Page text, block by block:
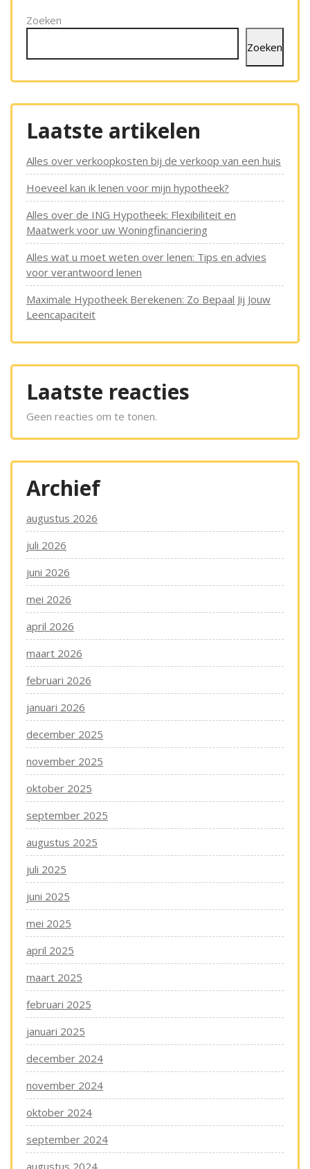
Zoeken
Zoeken
Laatste artikelen
Alles over verkoopkosten bij de verkoop van een huis
Hoeveel kan ik lenen voor mijn hypotheek?
Alles over de ING Hypotheek: Flexibiliteit en
Maatwerk voor uw Woningfinanciering
Alles wat u moet weten over lenen: Tips en advies
voor verantwoord lenen
Maximale Hypotheek Berekenen: Zo Bepaal Jij Jouw
Leencapaciteit
Laatste reacties
Geen reacties om te tonen.
Archief
augustus 2026
juli 2026
juni 2026
mei 2026
april 2026
maart 2026
februari 2026
januari 2026
december 2025
november 2025
oktober 2025
september 2025
augustus 2025
juli 2025
juni 2025
mei 2025
april 2025
maart 2025
februari 2025
januari 2025
december 2024
november 2024
oktober 2024
september 2024
augustus 2024